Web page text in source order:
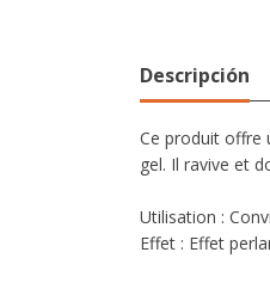
Descripción
Ce produit offre
gel. Il ravive et
Utilisation :
Effet : Effet